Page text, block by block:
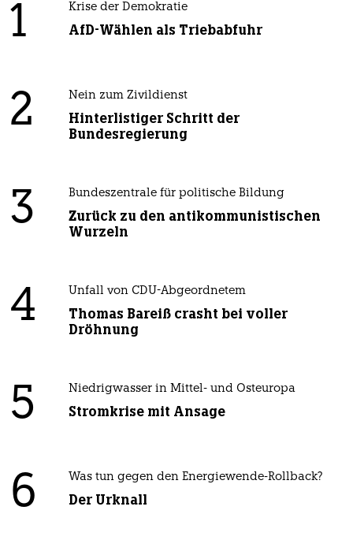
1 Krise der Demokratie
AfD-Wählen als Triebabfuhr
2 Nein zum Zivildienst
Hinterlistiger Schritt der
Bundesregierung
3 Bundeszentrale für politische Bildung
Zurück zu den antikommunistischen
Wurzeln
4 Unfall von CDU-Abgeordnetem
Thomas Bareiß crasht bei voller
Dröhnung
5 Niedrigwasser in Mittel- und Osteuropa
Stromkrise mit Ansage
6 Was tun gegen den Energiewende-Rollback?
Der Urknall